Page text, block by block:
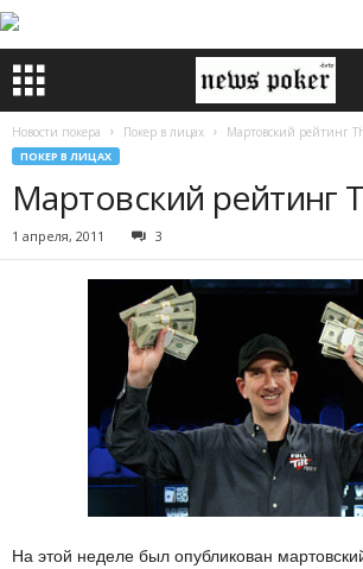
Новости покера Покер в лицах Мартовский рейтинг
ПОКЕР В ЛИЦАХ
Мартовский рейтинг
1 апреля, 2011 3
На этой неделе был опубликован